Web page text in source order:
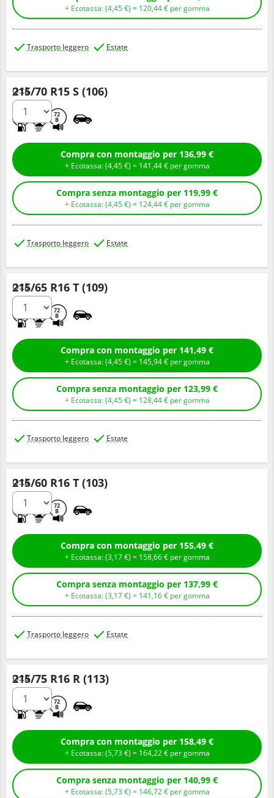
+ Ecotassa: (4,45€ ) = 120,44€ per gomma
Trasporto leggero Estate
215/70 R15 S (106)
72
B
Q.tà
Compra con montaggio per 136,99 €
+ Ecotassa: (4,45€ ) = 141,44€ per gomma
Compra senza montaggio per 119,99 €
+ Ecotassa: (4,45€ ) = 124,44€ per gomma
Trasporto leggero Estate
215/65 R16 T (109)
72
B
Q.tà
Compra con montaggio per 141,49 €
+ Ecotassa: (4,45€ ) = 145,94€ per gomma
Compra senza montaggio per 123,99 €
+ Ecotassa: (4,45€ ) = 128,44€ per gomma
Trasporto leggero Estate
215/60 R16 T (103)
72
B
Q.tà
Compra con montaggio per 155,49 €
+ Ecotassa: (3,17€ ) = 158,66€ per gomma
Compra senza montaggio per 137,99 €
+ Ecotassa: (3,17€ ) = 141,16€ per gomma
Trasporto leggero Estate
215/75 R16 R (113)
72
B
Q.tà
Compra con montaggio per 158,49 €
+ Ecotassa: (5,73€ ) = 164,22€ per gomma
Compra senza montaggio per 140,99 €
+ Ecotassa: (5,73 € ) = 146,72€ per gomma